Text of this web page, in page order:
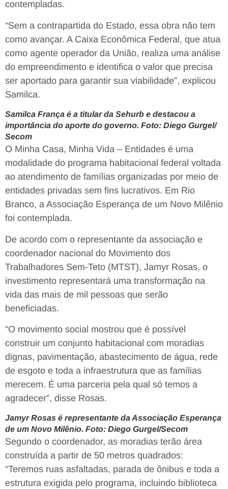
contempladas.
“Sem a contrapartida do Estado, essa obra não tem
como avançar. A Caixa Econômica Federal, que atua
como agente operador da União, realiza uma análise
do empreendimento e identifica o valor que precisa
ser aportado para garantir sua viabilidade”, explicou
Samilca.
Samilca França é a titular da Sehurb e destacou a
importância do aporte do governo. Foto: Diego Gurgel/
Secom
O Minha Casa, Minha Vida – Entidades é uma
modalidade do programa habitacional federal voltada
ao atendimento de famílias organizadas por meio de
entidades privadas sem fins lucrativos. Em Rio
Branco, a Associação Esperança de um Novo Milênio
foi contemplada.
De acordo com o representante da associação e
coordenador nacional do Movimento dos
Trabalhadores Sem-Teto (MTST), Jamyr Rosas, o
investimento representará uma transformação na
vida das mais de mil pessoas que serão
beneficiadas.
“O movimento social mostrou que é possível
construir um conjunto habitacional com moradias
dignas, pavimentação, abastecimento de água, rede
de esgoto e toda a infraestrutura que as famílias
merecem. É uma parceria pela qual só temos a
agradecer”, disse Rosas.
Jamyr Rosas é representante da Associação Esperança
de um Novo Milênio. Foto: Diego Gurgel/Secom
Segundo o coordenador, as moradias terão área
construída a partir de 50 metros quadrados:
“Teremos ruas asfaltadas, parada de ônibus e toda a
estrutura exigida pelo programa, incluindo biblioteca